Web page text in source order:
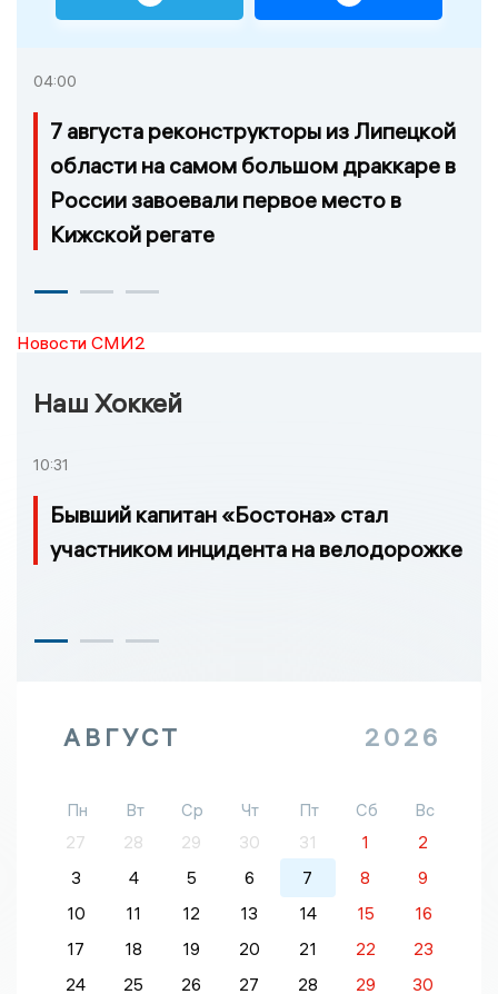
04:00
7 августа реконструкторы из Липецкой
области на самом большом драккаре в
России завоевали первое место в
Кижской регате
Новости СМИ2
Наш Хоккей
10:31
Бывший капитан «Бостона» стал
участником инцидента на велодорожке
АВГУСТ 2026
Пн Вт Ср Чт Пт Сб
Вс
27
28 29 30 31 1
2
3
4 5 6 7 8
9
10
11 12 13 14 15
16
17
18 19 20 21 22
23
24
25 26 27 28 29 30